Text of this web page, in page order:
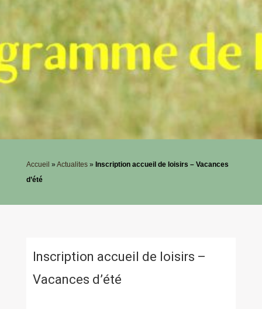
Accueil » Actualites» Inscription accueil de loisirs – Vacances
d’été
Inscription accueil de loisirs –
Vacances d’été